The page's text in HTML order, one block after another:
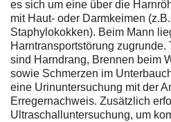
es sich um eine über die
mit Haut- oder Darmkeimen
Staphylokokken). Beim Mann
Harntransportstörung
sind Harndrang, Brennen beim
sowie Schmerzen im
eine Urinuntersuchung mit der
Erregernachweis. Zusätzlich
Ultraschalluntersuchung, um